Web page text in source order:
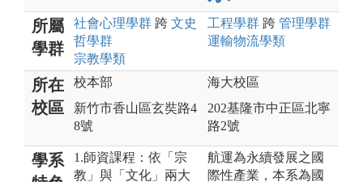
所屬
學群
社會心理學群 跨 文史
哲學群
宗教學類
工程學群 跨 管理學群
運輸物流學類
所在
校區
校本部
新竹市香山區玄奘路4
8號
海大校區
202基隆市中正區北寧
路2號
學系
1.師資課程：依「宗
教」與「文化」兩大
航運為永續發展之國
際性產業，本系為國